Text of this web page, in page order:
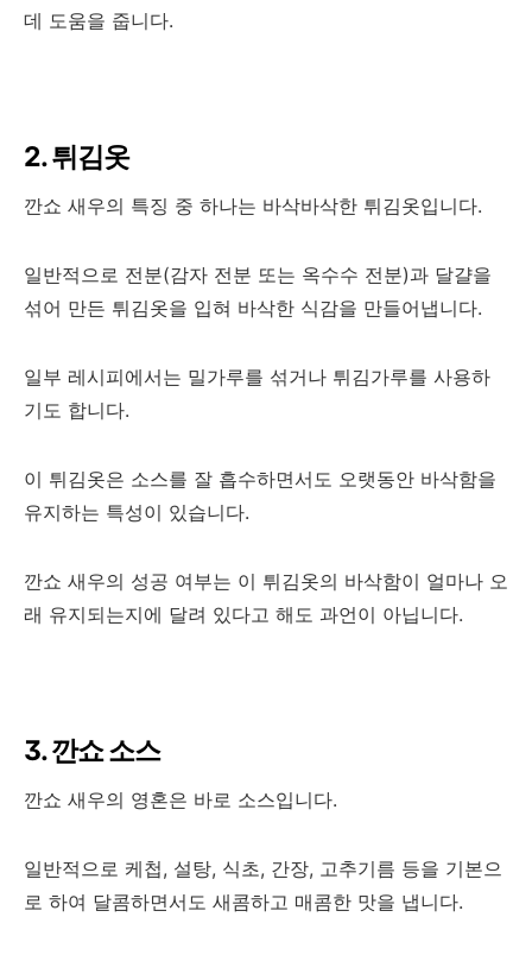
데 도움을 줍니다.
2. 튀김옷
깐쇼 새우의 특징 중 하나는 바삭바삭한 튀김옷입니다.
일반적으로 전분(감자 전분 또는 옥수수 전분)과 달걀을
섞어 만든 튀김옷을 입혀 바삭한 식감을 만들어냅니다.
일부 레시피에서는 밀가루를 섞거나 튀김가루를 사용하
기도 합니다.
이 튀김옷은 소스를 잘 흡수하면서도 오랫동안 바삭함을
유지하는 특성이 있습니다.
깐쇼 새우의 성공 여부는 이 튀김옷의 바삭함이 얼마나 오
래 유지되는지에 달려 있다고 해도 과언이 아닙니다.
3. 깐쇼 소스
깐쇼 새우의 영혼은 바로 소스입니다.
일반적으로 케첩, 설탕, 식초, 간장, 고추기름 등을 기본으
로 하여 달콤하면서도 새콤하고 매콤한 맛을 냅니다.